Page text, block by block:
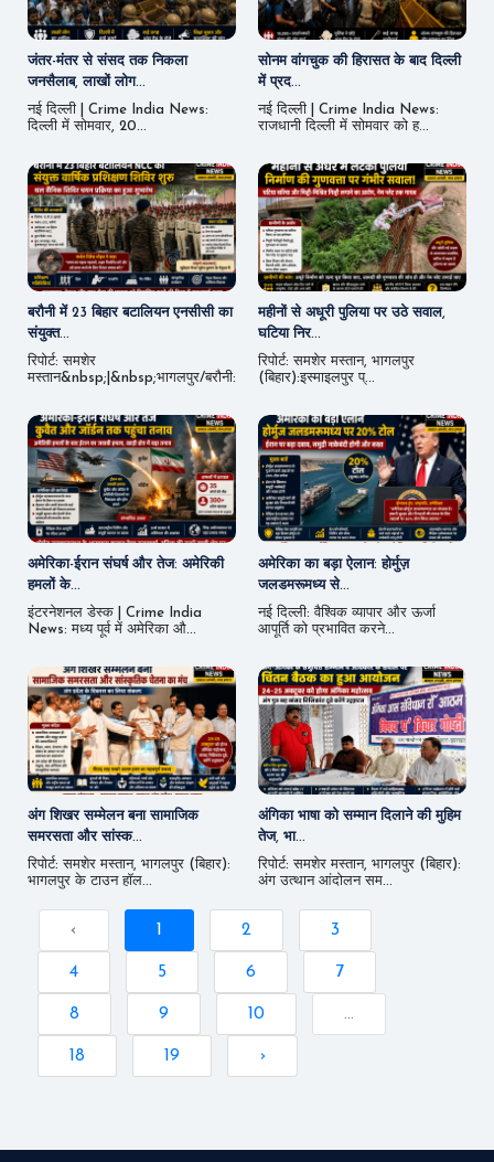
जंतर-मंतर से संसद तक निकला
जनसैलाब, लाखों लोग...
नई दिल्ली | Crime India News:
दिल्ली में सोमवार, 20...
सोनम वांगचुक की हिरासत के बाद दिल्ली
में प्रद...
नई दिल्ली | Crime India News:
राजधानी दिल्ली में सोमवार को ह...
बरौनी में 23 बिहार बटालियन एनसीसी का
संयुक्त...
रिपोर्ट: समशेर
मस्तान&nbsp;|&nbsp;भागलपुर/बरौनी:
महीनों से अधूरी पुलिया पर उठे सवाल,
घटिया निर...
रिपोर्ट: समशेर मस्तान, भागलपुर
(बिहार):इस्माइलपुर प्...
अमेरिका-ईरान संघर्ष और तेज: अमेरिकी
हमलों के...
इंटरनेशनल डेस्क | Crime India
News: मध्य पूर्व में अमेरिका औ...
अमेरिका का बड़ा ऐलान: होर्मुज़
जलडमरूमध्य से...
नई दिल्ली: वैश्विक व्यापार और ऊर्जा
आपूर्ति को प्रभावित करने...
अंग शिखर सम्मेलन बना सामाजिक
समरसता और सांस्क...
रिपोर्ट: समशेर मस्तान, भागलपुर (बिहार):
भागलपुर के टाउन हॉल...
अंगिका भाषा को सम्मान दिलाने की मुहिम
तेज, भा...
रिपोर्ट: समशेर मस्तान, भागलपुर (बिहार):
अंग उत्थान आंदोलन सम...
‹ 1 2 3
4 5 6 7
8 9 10 ...
18 19 ›